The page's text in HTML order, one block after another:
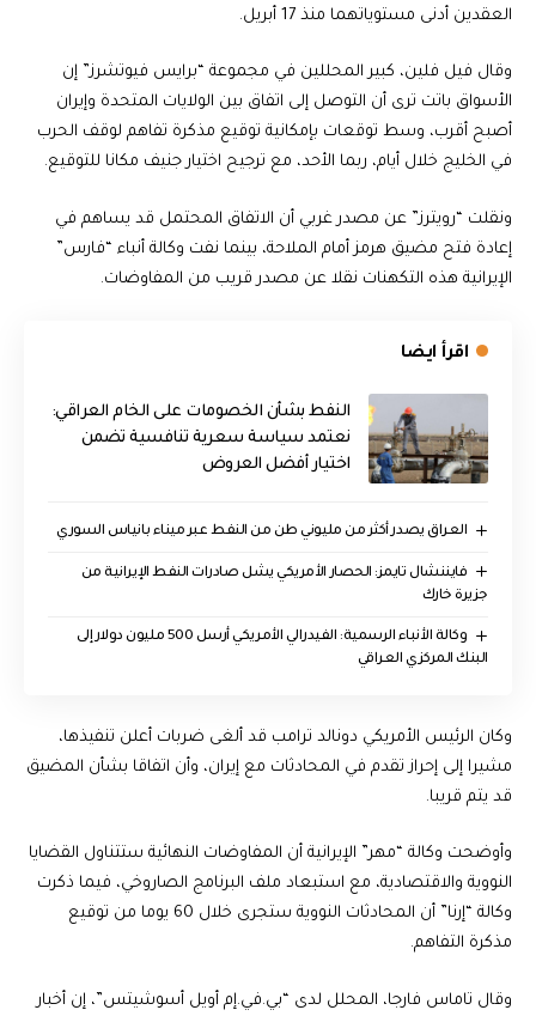
العقدين أدنى مستوياتهما منذ 17 أبريل.
وقال فيل فلين، كبير المحللين في مجموعة “برايس فيوتشرز” إن
الأسواق باتت ترى أن التوصل إلى اتفاق بين الولايات المتحدة وإيران
أصبح أقرب، وسط توقعات بإمكانية توقيع مذكرة تفاهم لوقف الحرب
في الخليج خلال أيام، ربما الأحد، مع ترجيح اختيار جنيف مكانا للتوقيع.
ونقلت “رويترز” عن مصدر غربي أن الاتفاق المحتمل قد يساهم في
إعادة فتح مضيق هرمز أمام الملاحة، بينما نفت وكالة أنباء “فارس”
الإيرانية هذه التكهنات نقلا عن مصدر قريب من المفاوضات.
اقرأ ايضا
النفط بشأن الخصومات على الخام العراقي:
نعتمد سياسة سعرية تنافسية تضمن
اختيار أفضل العروض
العراق يصدر أكثر من مليوني طن من النفط عبر ميناء بانياس السوري
فايننشال تايمز: الحصار الأمريكي يشل صادرات النفط الإيرانية من
جزيرة خارك
وكالة الأنباء الرسمية: الفيدرالي الأمريكي أرسل 500 مليون دولار إلى
البنك المركزي العراقي
وكان الرئيس الأمريكي دونالد ترامب قد ألغى ضربات أعلن تنفيذها،
مشيرا إلى إحراز تقدم في المحادثات مع إيران، وأن اتفاقا بشأن المضيق
قد يتم قريبا.
وأوضحت وكالة “مهر” الإيرانية أن المفاوضات النهائية ستتناول القضايا
النووية والاقتصادية، مع استبعاد ملف البرنامج الصاروخي، فيما ذكرت
وكالة “إرنا” أن المحادثات النووية ستجرى خلال 60 يوما من توقيع
مذكرة التفاهم.
وقال تاماس فارجا، المحلل لدى “بي.في.إم أويل أسوشيتس”، إن أخبار